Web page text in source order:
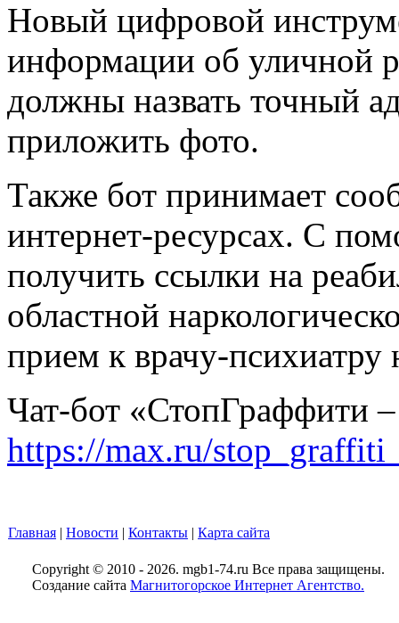
Новый цифровой
информации об уличной
должны назвать точный
приложить фото.
Также бот принимает
интернет-ресурсах. С
получить ссылки на
областной
прием к врачу-психиатру
Чат-бот «СтопГраффити
https://max.ru/
Главная | Новости | Контакты | Карта сайта
Copyright © 2010 - 2026. mgb1-74.ru Все права защищены.
Создание сайта Магнитогорское Интернет Агентство.